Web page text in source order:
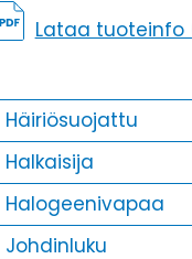
Lataa
Häiriösuojattu
Halkaisija
Halogeenivapaa
Johdinluku